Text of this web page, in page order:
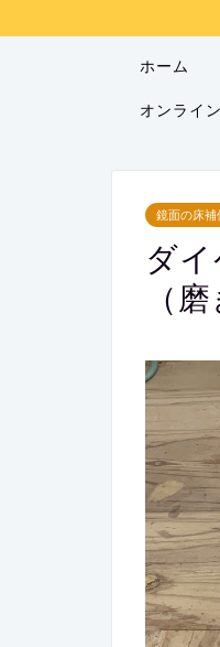
ホーム
オンライ
鏡面の床補
ダ
（磨